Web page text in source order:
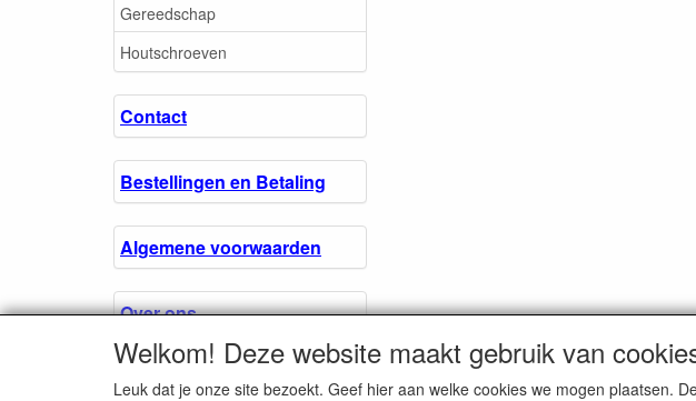
Gereedschap
Houtschroeven
Contact
Bestellingen en Betaling
Algemene voorwaarden
Over ons.
Privacyverklaring
Welkom! Deze website maakt gebruik van
Leuk dat je onze site bezoekt. Geef hier aan welke cookies we mogen plaatsen.